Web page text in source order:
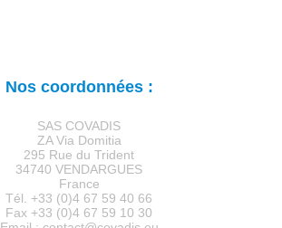
Nos coordonnées :
SAS COVADIS
ZA Via Domitia
295 Rue du Trident
34740 VENDARGUES
France
Tél. +33 (0)4 67 59 40 66
Fax +33 (0)4 67 59 10 30